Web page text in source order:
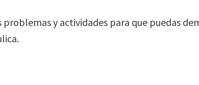
y actividades para que puedas